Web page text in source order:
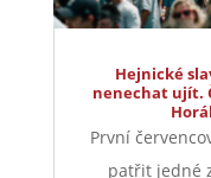
Hejnické
nenechat ujít.
První
patřit jedné